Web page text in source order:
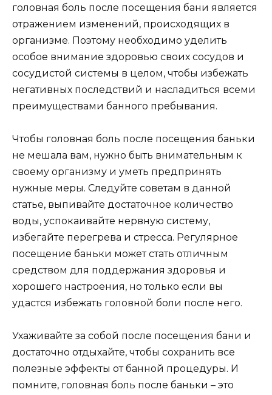
головная боль после посещения бани является
отражением изменений, происходящих в
организме. Поэтому необходимо уделить
особое внимание здоровью своих сосудов и
сосудистой системы в целом, чтобы избежать
негативных последствий и насладиться всеми
преимуществами банного пребывания.
Чтобы головная боль после посещения баньки
не мешала вам, нужно быть внимательным к
своему организму и уметь предпринять
нужные меры. Следуйте советам в данной
статье, выпивайте достаточное количество
воды, успокаивайте нервную систему,
избегайте перегрева и стресса. Регулярное
посещение баньки может стать отличным
средством для поддержания здоровья и
хорошего настроения, но только если вы
удастся избежать головной боли после него.
Ухаживайте за собой после посещения бани и
достаточно отдыхайте, чтобы сохранить все
полезные эффекты от банной процедуры. И
помните, головная боль после баньки – это